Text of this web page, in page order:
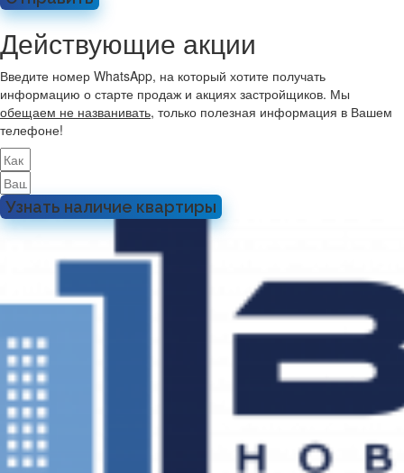
Действующие акции
Введите номер WhatsApp, на который хотите получать
информацию о старте продаж и акциях застройщиков. Мы
обещаем не названивать, только полезная информация в Вашем
телефоне!
Узнать наличие квартиры